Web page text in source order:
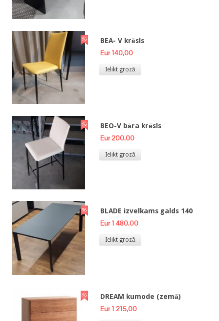
BEA- V krēsls
Eur 140,00
Ielikt grozā
BEO-V bāra krēsls
Eur 200,00
Ielikt grozā
BLADE izvelkams galds 140
Eur 1 480,00
Ielikt grozā
DREAM kumode (zemā)
Eur 1 215,00